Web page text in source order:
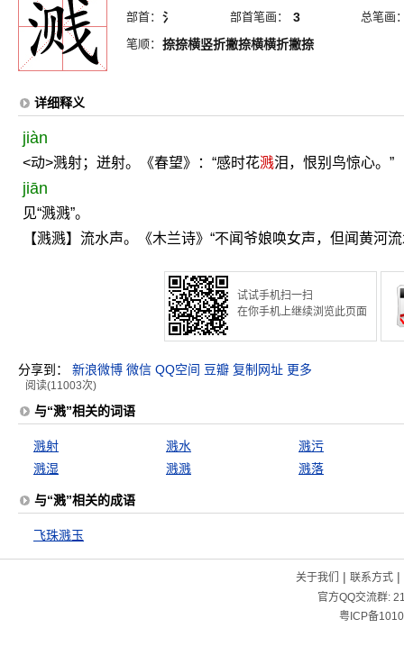
部首： 氵 部首笔画： 3
总笔画
笔顺： 捺捺横竖折撇捺横横折撇捺
详细释义
jiàn
<动>溅射；迸射。《春望》：“感时花溅泪，恨别鸟惊心。”
jiān
见“溅溅”。
【溅溅】流水声。《木兰诗》“不闻爷娘唤女声，但闻黄河
试试手机扫一扫
在你手机上继续浏览此页面
分享到： 新浪微博 微信 QQ空间 豆瓣 复制网址 更多
阅读(11003次)
与“溅”相关的词语
溅射 溅水
溅污
溅湿
溅溅 溅落
与“溅”相关的成语
飞珠溅玉
关于我们 | 联系方式|
官方QQ交流群:
粤ICP备